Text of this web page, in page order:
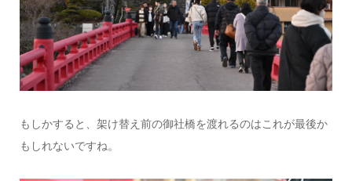
もしかすると、架け替え前の御社橋を渡れるのはこれが最後か
もしれないですね。